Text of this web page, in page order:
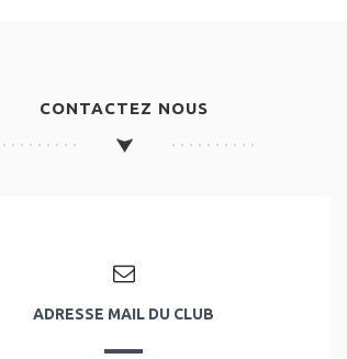
CONTACTEZ NOUS
ADRESSE MAIL DU CLUB